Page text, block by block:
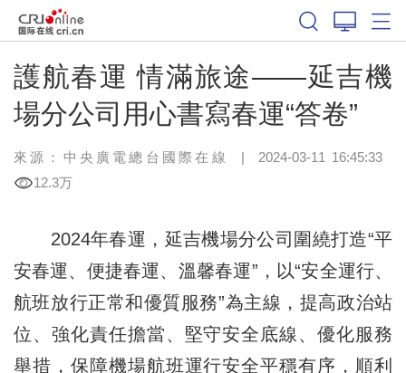
護航春運 情滿旅途——延吉機
場分公司用心書寫春運“答卷”
來源：中央廣電總台國際在線 | 2024-03-11 16:45:33
12.3万
2024年春運，延吉機場分公司圍繞打造“平
安春運、便捷春運、溫馨春運”，以“安全運行、
航班放行正常和優質服務”為主線，提高政治站
位、強化責任擔當、堅守安全底線、優化服務
舉措，保障機場航班運行安全平穩有序，順利